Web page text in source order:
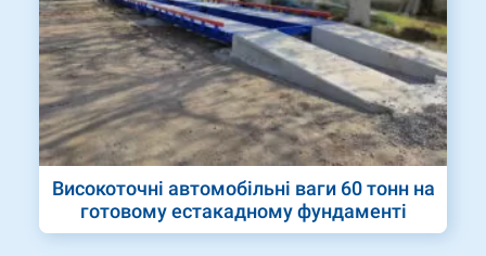
Високоточні автомобільні ваги 60 тонн на
готовому естакадному фундаменті